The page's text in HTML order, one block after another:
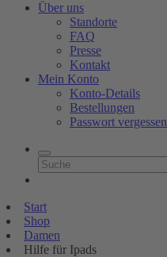
Über uns
Standorte
FAQ
Presse
Kontakt
Mein Konto
Konto-Details
Bestellungen
Passwort vergessen
Start
Shop
Damen
Hilfe für Ipads